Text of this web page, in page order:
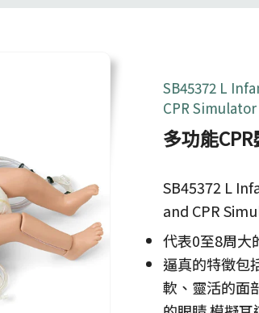
SB45372 L
CPR Simulator
多功能
SB45372 L
and CPR
代表0至8周大
逼真的特徵包
軟、靈活的面